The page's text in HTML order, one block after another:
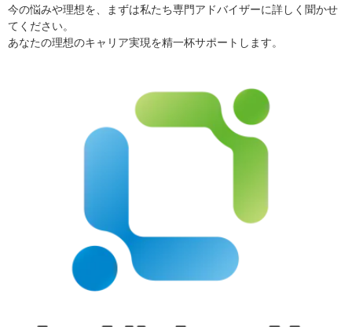
今の悩みや理想を、まずは私たち専門アドバイザーに詳しく聞かせ
てください。
あなたの理想のキャリア実現を精一杯サポートします。